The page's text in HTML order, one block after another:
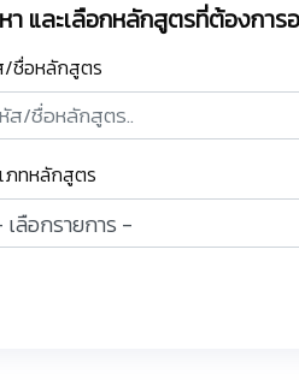
า และเลือกหลักสูตรที่ต้องการ
/ชื่อหลักสูตร
ภทหลักสูตร